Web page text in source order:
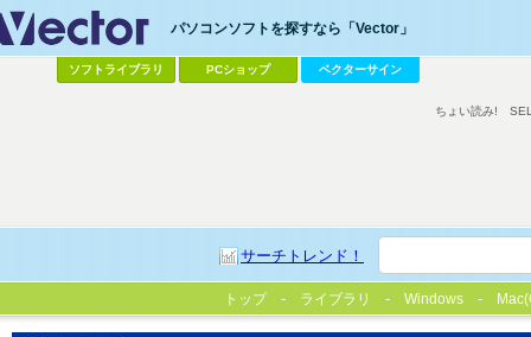
パソコンソフトを探すなら「Vector」
ソフトライブラリ PCショップ ベクターサイン
サーチトレンド！
ちょい読み!
トップ ライブラリ Windows